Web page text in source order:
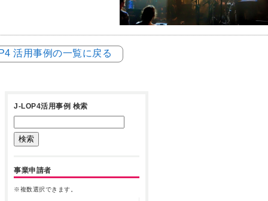
活用事例の一覧に戻る
J-LOP4活用事例 検索
事業申請者
※複数選択できます。